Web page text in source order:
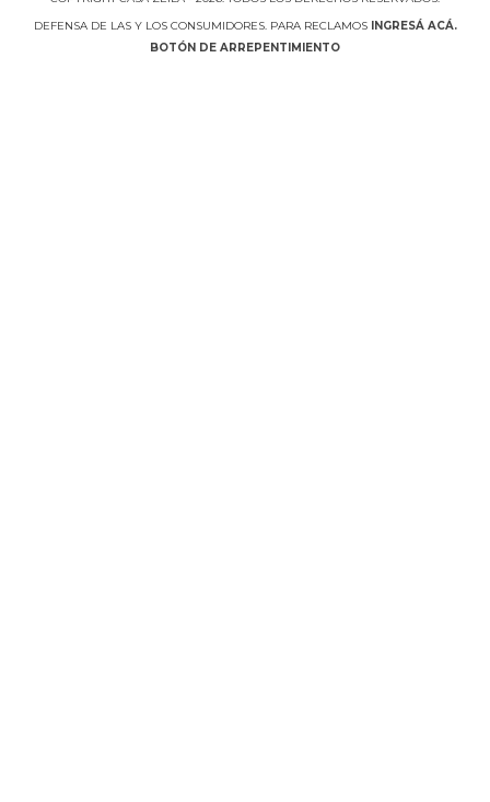
DEFENSA DE LAS Y LOS CONSUMIDORES. PARA RECLAMOS
INGRESÁ ACÁ.
BOTÓN DE ARREPENTIMIENTO